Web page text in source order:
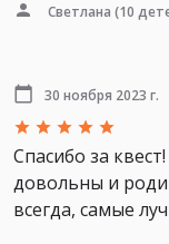
Светлана (10
30 ноября 2023 г.
Спасибо за
довольны и
всегда, самые